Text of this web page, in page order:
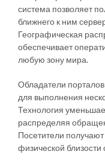
система позволяет
ближнего к ним
Географическая
обеспечивает
любую зону мира.
Обладатели порталов
для выполнения
Технология
распределяя
Посетители
физической близости